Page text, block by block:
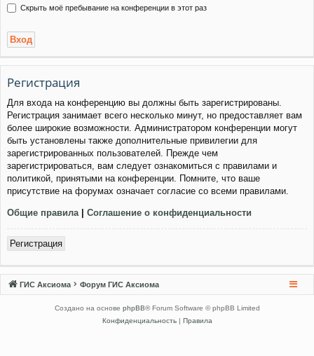
Скрыть моё пребывание на конференции в этот раз
Регистрация
Для входа на конференцию вы должны быть зарегистрированы.
Регистрация занимает всего несколько минут, но предоставляет вам
более широкие возможности. Администратором конференции могут
быть установлены также дополнительные привилегии для
зарегистрированных пользователей. Прежде чем
зарегистрироваться, вам следует ознакомиться с правилами и
политикой, принятыми на конференции. Помните, что ваше
присутствие на форумах означает согласие со всеми правилами.
Общие правила | Соглашение о конфиденциальности
Регистрация
ГИС Аксиома Форум ГИС Аксиома
Создано на основе phpBB® Forum Software © phpBB Limited
Конфиденциальность| Правила